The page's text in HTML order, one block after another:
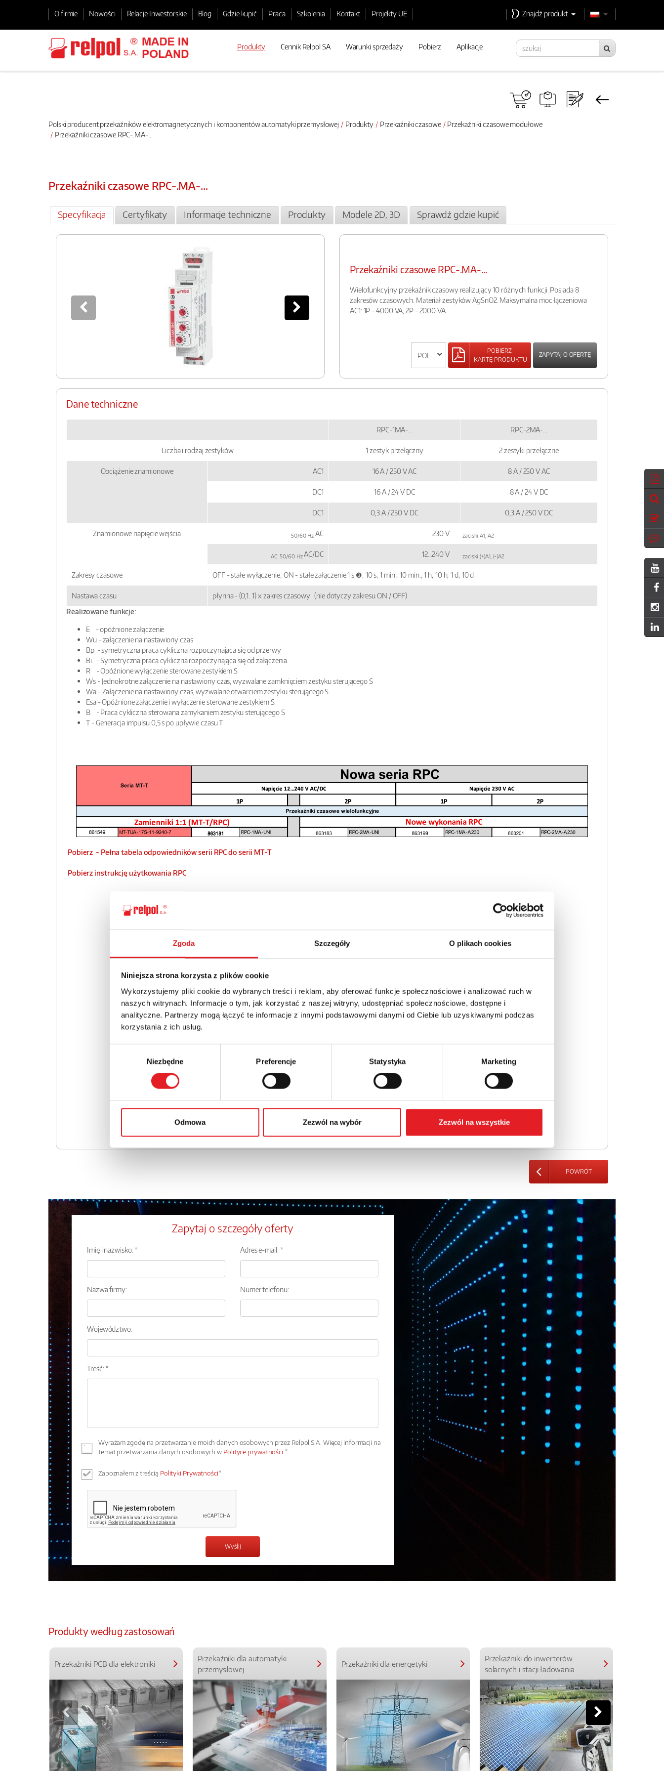
Zgoda Szczegóły O plikach cookies
Niniejsza strona korzysta z plików cookie
Wykorzystujemy pliki cookie do wybranych treści i reklam, aby oferować funkcje społecznościowe i analizować ruch w
naszych witrynach. Informacje o tym, jak korzystać z naszej witryny, udostępniać społecznościowe, dostępne i
analityczne. Partnerzy mogą łączyć te informacje z innymi podstawowymi danymi od Ciebie lub uzyskiwanymi podczas
korzystania z ich usług.
Niezbędne Preferencje Statystyka Marketing
Odmowa Zezwól na wybór Zezwól na wszystkie
O firmie Nowości Relacje Inwestorskie Blog Gdzie kupić Praca Szkolenia Kontakt Projekty UE Znajdź produkt
Produkty Cennik Relpol SA Warunki sprzedaży Pobierz Aplikacje
Polski producent przekaźników elektromagnetycznych i komponentów automatyki przemysłowej Produkty Przekaźniki czasowe
Przekaźniki czasowe modułowe
Przekaźniki czasowe RPC-.MA-...
Przekaźniki czasowe RPC-.MA-...
Specyfikacja Certyfikaty Informacje techniczne Produkty Modele 2D, 3D Sprawdź gdzie kupić
Przekaźniki czasowe RPC-.MA-...
Wielofunkcyjny przekaźnik czasowy realizujący 10 różnych funkcji. Posiada 8
zakresów czasowych. Materiał zestyków AgSnO2. Maksymalna moc łączeniowa
AC1: 1P - 4000 VA, 2P - 2000 VA
POBIERZ
KARTĘ PRODUKTU
ZAPYTAJ O OFERTĘ
Dane techniczne
RPC-1MA-... RPC-2MA-...
Liczba i rodzaj zestyków 1 zestyk przełączny 2 zestyki przełączne
Obciążenie znamionowe AC1 16 A / 250 V AC 8 A / 250 V AC
DC1 16 A / 24 V DC 8 A / 24 V DC
DC1 0,3 A / 250 V DC 0,3 A / 250 V DC
Znamionowe napięcie wejścia 50/60 Hz AC 230 V zaciski A1, A2
AC: 50/60 HzAC/DC 12...240 Vzaciski (+)A1, (-)A2
Zakresy czasowe OFF - stałe wyłączenie; ON - stałe załączenie 1 s ❸; 10 s; 1 min.; 10 min.; 1 h; 10 h; 1 d; 10 d
Nastawa czasu
płynna - (0,1...1) x zakres czasowy (nie dotyczy zakresu ON / OFF)
Realizowane funkcje:
E - opóźnione załączenie
Wu - załączenie na nastawiony czas
Bp - symetryczna praca cykliczna rozpoczynająca się od przerwy
Bi - Symetryczna praca cykliczna rozpoczynająca się od załączenia
R - Opóźnione wyłączenie sterowane zestykiem S
Ws - Jednokrotne załączenie na nastawiony czas, wyzwalane zamknięciem zestyku sterującego S
Wa - Załączenie na nastawiony czas, wyzwalane otwarciem zestyku sterującego S
Esa - Opóźnione załączenie i wyłączenie sterowane zestykiem S
B - Praca cykliczna sterowana zamykaniem zestyku sterującego S
T - Generacja impulsu 0,5 s po upływie czasu T
Pobierz - Pełna tabela odpowiedników serii RPC do serii MT-T
Pobierz instrukcję użytkowania RPC
POWRÓT
Zapytaj o szczegóły oferty
Imię i nazwisko: * Adres e-mail: *
Nazwa firmy: Numer telefonu:
Województwo:
Treść: *
Wyrażam zgodę na przetwarzanie moich danych osobowych przez Relpol S.A. Więcej informacji na
temat przetwarzania danych osobowych w Polityce prywatności.*
Zapoznałem z treścią Polityki Prywatności*
Produkty według zastosowań
Przekaźniki PCB dla elektroniki
Przekaźniki dla automatyki
przemysłowej
Przekaźniki dla energetyki
Przekaźniki do inwerterów
solarnych i stacji ładowania